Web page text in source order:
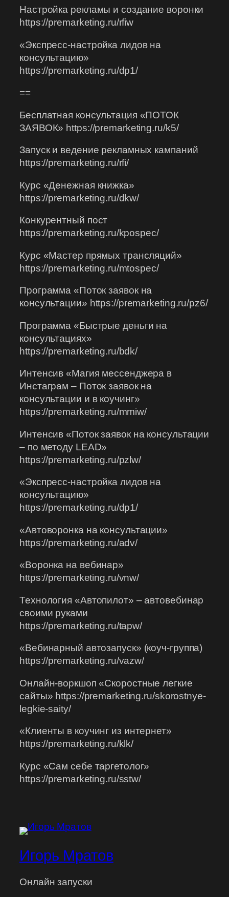
Настройка рекламы и создание воронки
https://premarketing.ru/rfiw
«Экспресс-настройка лидов на
консультацию»
https://premarketing.ru/dp1/
==
Бесплатная консультация «ПОТОК
ЗАЯВОК» https://premarketing.ru/k5/
Запуск и ведение рекламных кампаний
https://premarketing.ru/rfi/
Курс «Денежная книжка»
https://premarketing.ru/dkw/
Конкурентный пост
https://premarketing.ru/kpospec/
Курс «Мастер прямых трансляций»
https://premarketing.ru/mtospec/
Программа «Поток заявок на
консультации» https://premarketing.ru/pz6/
Программа «Быстрые деньги на
консультациях»
https://premarketing.ru/bdk/
Интенсив «Магия мессенджера в
Инстаграм – Поток заявок на
консультации и в коучинг»
https://premarketing.ru/mmiw/
Интенсив «Поток заявок на консультации
– по методу LEAD»
https://premarketing.ru/pzlw/
«Экспресс-настройка лидов на
консультацию»
https://premarketing.ru/dp1/
«Автоворонка на консультации»
https://premarketing.ru/adv/
«Воронка на вебинар»
https://premarketing.ru/vnw/
Технология «Автопилот» – автовебинар
своими руками
https://premarketing.ru/tapw/
«Вебинарный автозапуск» (коуч-группа)
https://premarketing.ru/vazw/
Онлайн-воркшоп «Скоростные легкие
сайты» https://premarketing.ru/skorostnye-
legkie-saity/
«Клиенты в коучинг из интернет»
https://premarketing.ru/klk/
Курс «Сам себе таргетолог»
https://premarketing.ru/sstw/
Игорь Мратов
Онлайн запуски